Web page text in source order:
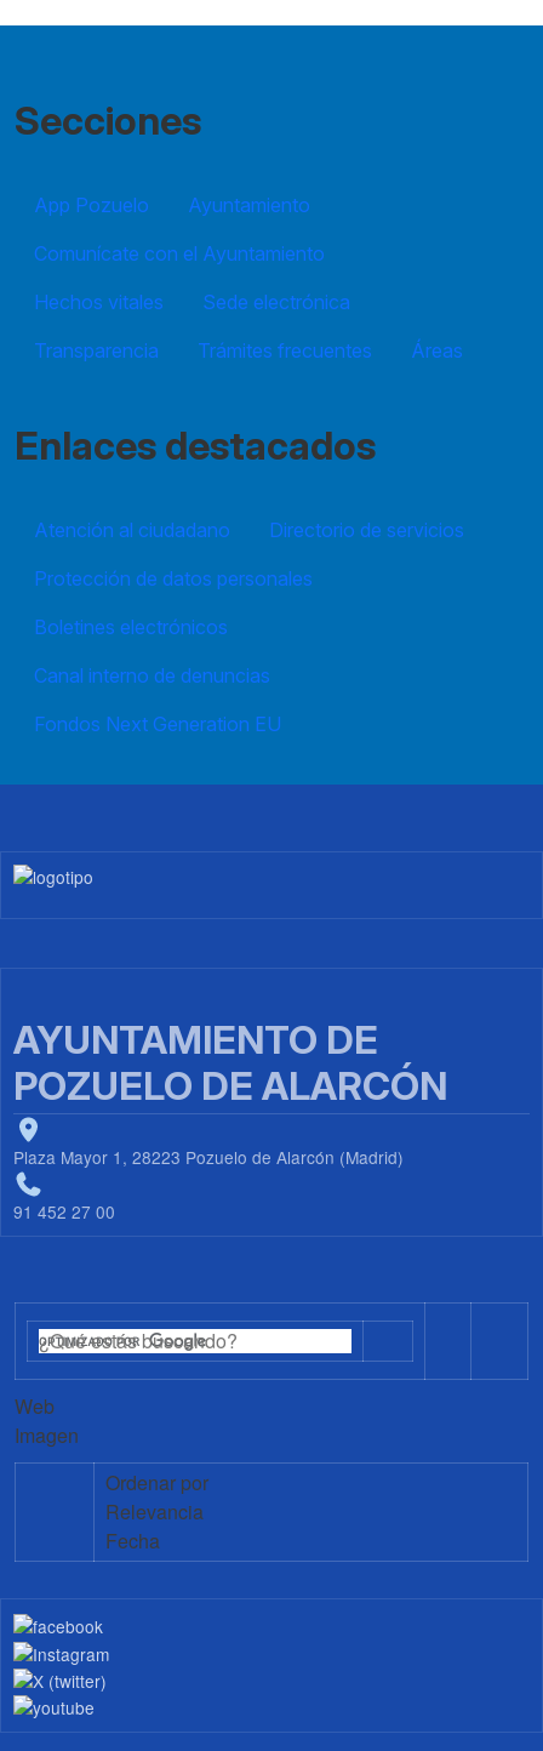
Secciones
App Pozuelo
Ayuntamiento
Comunícate con el Ayuntamiento
Hechos vitales
Sede electrónica
Transparencia
Trámites frecuentes Áreas
Enlaces destacados
Atención al ciudadano
Directorio de servicios
Protección de datos personales
Boletines electrónicos
Canal interno de denuncias
Fondos Next Generation EU
Imagen
AYUNTAMIENTO DE
POZUELO DE ALARCÓN
Plaza Mayor 1, 28223 Pozuelo de Alarcón (Madrid)
91 452 27 00
Web
Imagen
Ordenar por
Relevancia
Fecha